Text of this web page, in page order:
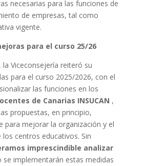
necesarias para las funciones de
de empresas, tal como
vigente.
para el curso 25/26
la Viceconsejería reiteró su
para el curso 2025/2026, con el
las funciones en los
de Canarias INSUCAN ,
propuestas, en principio,
para mejorar la organización y el
centros educativos. Sin
imprescindible analizar
se implementarán estas medidas